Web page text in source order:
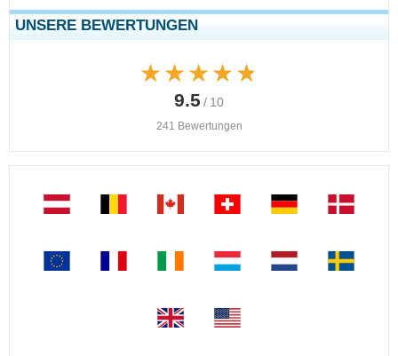
UNSERE BEWERTUNGEN
★★★★★
★★★★★
9.5 / 10
241 Bewertungen